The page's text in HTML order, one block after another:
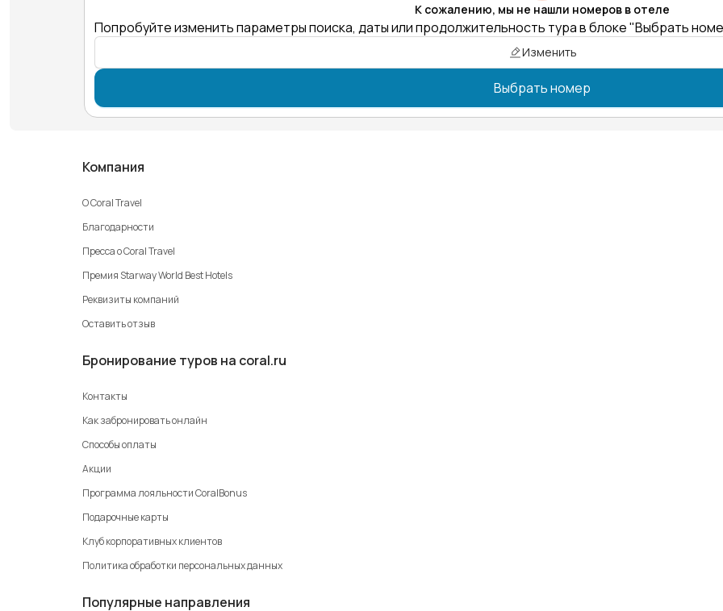
К сожалению, мы не нашли номеров в отеле
Попробуйте изменить параметры поиска, даты или продолжительность тура в блоке "Выбрать
Изменить
Выбрать номер
Компания
О Coral Travel
Благодарности
Пресса о Coral Travel
Премия Starway World Best Hotels
Реквизиты компаний
Оставить отзыв
Бронирование туров на coral.ru
Контакты
Как забронировать онлайн
Способы оплаты
Акции
Программа лояльности CoralBonus
Подарочные карты
Клуб корпоративных клиентов
Политика обработки персональных данных
Популярные направления